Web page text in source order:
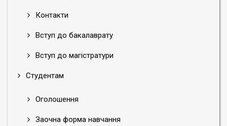
Контакти
Вступ до бакалаврату
Вступ до магістратури
Студентам
Оголошення
Заочна форма навчання